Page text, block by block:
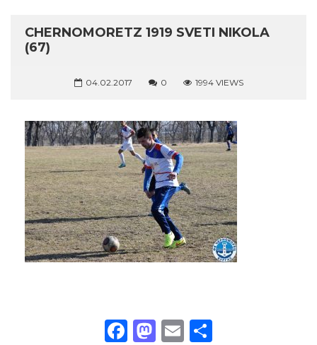
CHERNOMORETZ 1919 SVETI NIKOLA
(67)
04.02.2017 0 1994 VIEWS
Facebook
Mastodon
Email